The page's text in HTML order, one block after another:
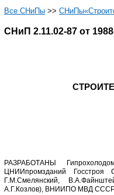
Все СНиПы >>
СНиП 2.11.02-87 от
РАЗРАБОТАНЫ
ЦНИИпромзданий
Г.М.Смелянский,
А.Г.Козлов), ВНИИПО МВД СССР